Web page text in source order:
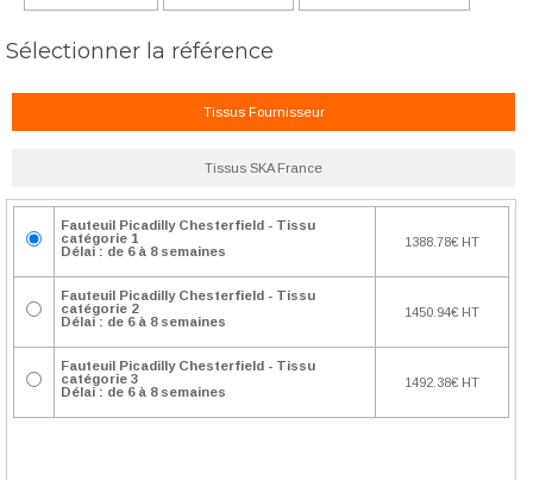
Sélectionner la référence
Tissus Fournisseur
Tissus SKA France
Fauteuil Picadilly Chesterfield - Tissu
catégorie 1
Délai : de 6 à 8 semaines
1388.78€ HT
Fauteuil Picadilly Chesterfield - Tissu
catégorie 2
Délai : de 6 à 8 semaines
1450.94€ HT
Fauteuil Picadilly Chesterfield - Tissu
catégorie 3
Délai : de 6 à 8 semaines
1492.38€ HT